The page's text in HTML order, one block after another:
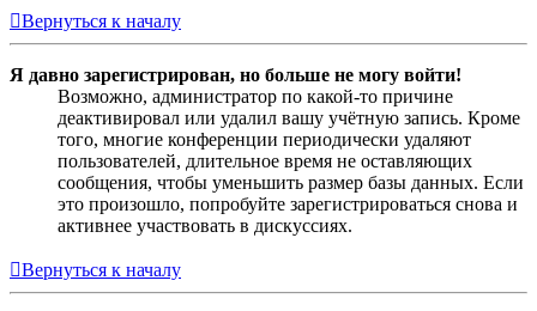
Вернуться к началу
Я давно зарегистрирован, но больше не могу войти!
Возможно, администратор по какой-то причине
деактивировал или удалил вашу учётную запись. Кроме
того, многие конференции периодически удаляют
пользователей, длительное время не оставляющих
сообщения, чтобы уменьшить размер базы данных. Если
это произошло, попробуйте зарегистрироваться снова и
активнее участвовать в дискуссиях.
Вернуться к началу